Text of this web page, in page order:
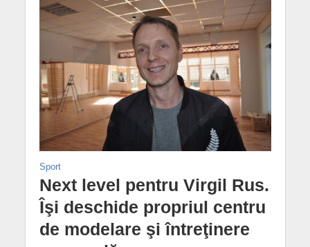
Sport
Next level pentru Virgil Rus.
Îşi deschide propriul centru
de modelare şi întreţinere